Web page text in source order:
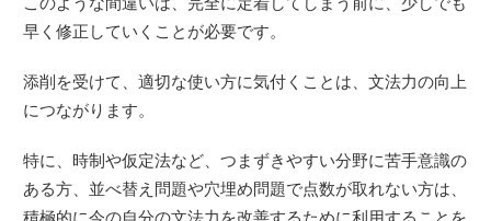
早く修正していくことが必要です。
添削を受けて、適切な使い方に気付くことは、文法力の向上
につながります。
特に、時制や仮定法など、つまずきやすい分野に苦手意識の
ある方、並べ替え問題や穴埋め問題で点数が取れない方は、